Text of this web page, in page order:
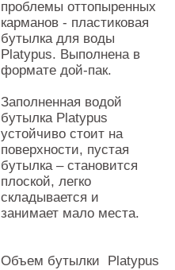
проблемы оттопыренных
карманов - пластиковая
бутылка для воды
Platypus. Выполнена в
формате дой-пак.
Заполненная водой
бутылка Platypus
устойчиво стоит на
поверхности, пустая
бутылка – становится
плоской, легко
складывается и
занимает мало места.
Объем бутылки Platypus